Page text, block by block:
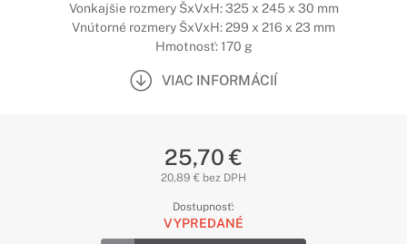
Vonkajšie rozmery ŠxVxH: 325 x 245 x 30 mm
Vnútorné rozmery ŠxVxH: 299 x 216 x 23 mm
Hmotnosť: 170 g
VIAC INFORMÁCIÍ
25,70 €
20,89 € bez DPH
Dostupnosť:
VYPREDANÉ